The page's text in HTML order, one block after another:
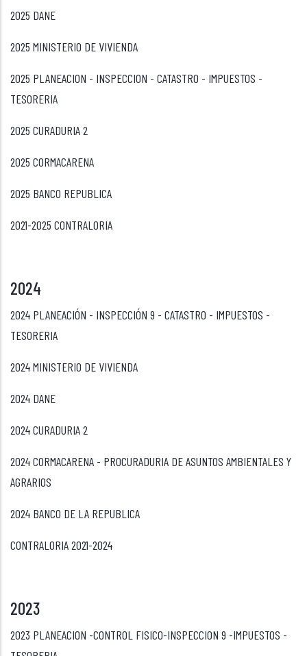
2025 DANE
2025 MINISTERIO DE VIVIENDA
2025 PLANEACION - INSPECCION - CATASTRO - IMPUESTOS -
TESORERIA
2025 CURADURIA 2
2025 CORMACARENA
2025 BANCO REPUBLICA
2021-2025 CONTRALORIA
2024
2024 PLANEACIÓN - INSPECCIÓN 9 - CATASTRO - IMPUESTOS -
TESORERIA
2024 MINISTERIO DE VIVIENDA
2024 DANE
2024 CURADURIA 2
2024 CORMACARENA - PROCURADURIA DE ASUNTOS AMBIENTALES Y
AGRARIOS
2024 BANCO DE LA REPUBLICA
CONTRALORIA 2021-2024
2023
2023 PLANEACION -CONTROL FISICO-INSPECCION 9 -IMPUESTOS -